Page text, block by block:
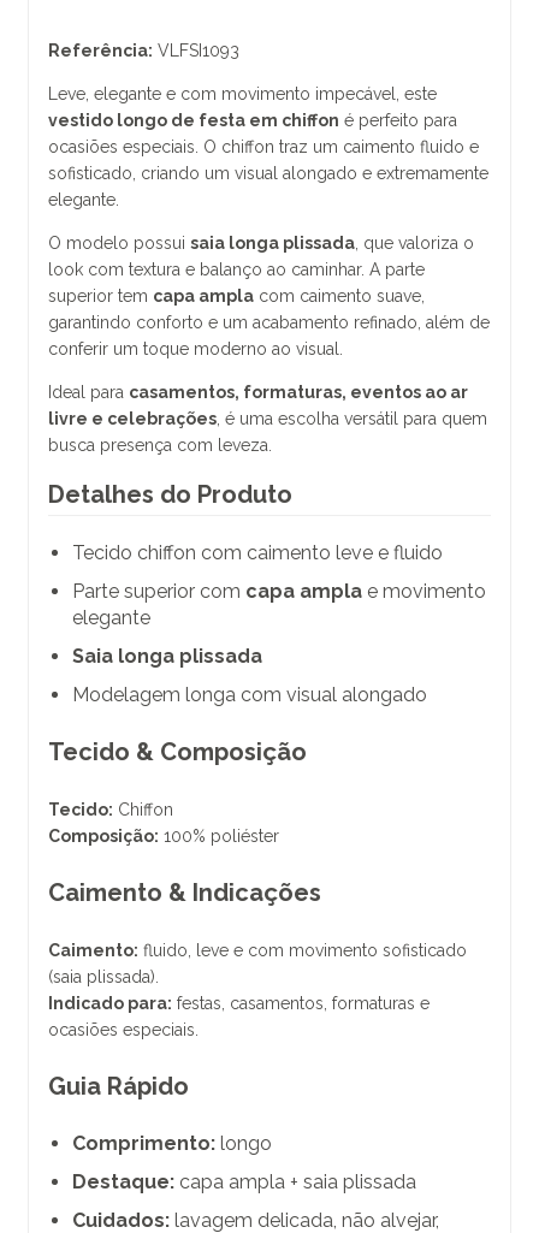
Referência: VLFSI1093
Leve, elegante e com movimento impecável, este
vestido longo de festa em chiffon é perfeito para
ocasiões especiais. O chiffon traz um caimento fluido e
sofisticado, criando um visual alongado e extremamente
elegante.
O modelo possui saia longa plissada , que valoriza o
look com textura e balanço ao caminhar. A parte
superior tem capa ampla com caimento suave,
garantindo conforto e um acabamento refinado, além de
conferir um toque moderno ao visual.
Ideal para casamentos, formaturas, eventos ao ar
livre e celebrações , é uma escolha versátil para quem
busca presença com leveza.
Detalhes do Produto
Tecido chiffon com caimento leve e fluido
Parte superior com capa ampla e movimento
elegante
Saia longa plissada
Modelagem longa com visual alongado
Tecido & Composição
Tecido: Chiffon
Composição: 100% poliéster
Caimento & Indicações
Caimento: fluido, leve e com movimento sofisticado
(saia plissada).
Indicado para: festas, casamentos, formaturas e
ocasiões especiais.
Guia Rápido
Comprimento: longo
Destaque: capa ampla + saia plissada
Cuidados: lavagem delicada, não alvejar,